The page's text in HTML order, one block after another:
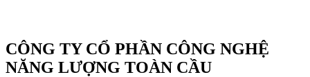
CÔNG TY CỔ PHẦN CÔNG NGHỆ
NĂNG LƯỢNG TOÀN CẦU